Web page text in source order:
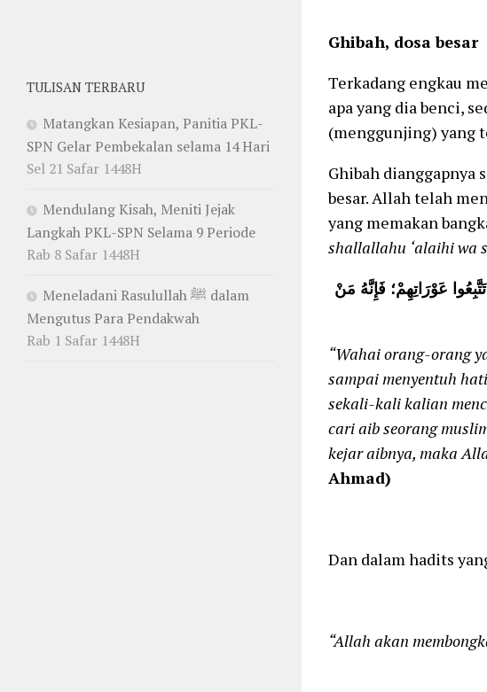
Ghibah, dosa besar
Terkadang engkau
apa yang dia benci,
(menggunjing) yang
Ghibah dianggapnya
besar. Allah telah
yang memakan
shallallahu ‘alaihiwa
عَوْرَاتِهِمْ؛ فَإِنَّهُ مَنْ
“Wahai orang-orang
sampai menyentuh
sekali-kali kalian
cari aib seorang
kejar aibnya, maka
Ahmad)
Dan dalam hadits
“Allah akan
TULISAN TERBARU
Matangkan Kesiapan, Panitia PKL-
SPN Gelar Pembekalan selama 14 Hari
Sel 21 Safar 1448H
Mendulang Kisah, Meniti Jejak
Langkah PKL-SPN Selama 9 Periode
Rab 8 Safar 1448H
Meneladani Rasulullah ﷺ dalam
Mengutus Para Pendakwah
Rab 1 Safar 1448H